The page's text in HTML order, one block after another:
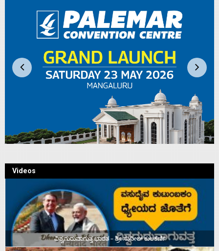
Videos
ವಿಶ್ವಗುರುವಾಗುತ್ತ ಭಾರತ – ಶ್ರೀ ಸುನೀಲ್‌ ಕುಲಕರ್ಣಿ